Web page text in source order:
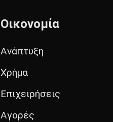
Οικονομία
Ανάπτυξη
Χρήμα
Επιχειρήσεις
Αγορές